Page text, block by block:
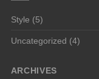
Style (5)
Uncategorized (4)
ARCHIVES